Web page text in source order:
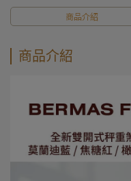
商品介紹
商品介紹